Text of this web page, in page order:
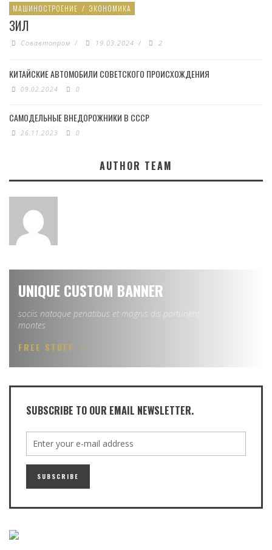
МАШИНОСТРОЕНИЕ / ЭКОНОМИКА
ЗИЛ
Совавтопром / 19.03.2024 / 2
КИТАЙСКИЕ АВТОМОБИЛИ СОВЕТСКОГО ПРОИСХОЖДЕНИЯ
09.02.2024 0
САМОДЕЛЬНЫЕ ВНЕДОРОЖНИКИ В СССР
26.11.2023 0
AUTHOR TEAM
UNIQUE CUSTOM BANNER
sociis natoque penatibus et magnis dis parturient
montes
FREE STUFF
SUBSCRIBE TO OUR EMAIL NEWSLETTER.